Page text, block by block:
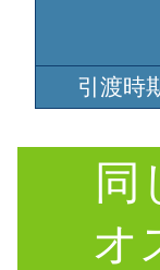
引渡時
同
オ